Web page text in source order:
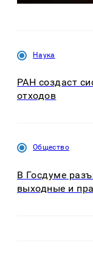
Наука
РАН создаст
отходов
Общество
В Госдуме
выходные и